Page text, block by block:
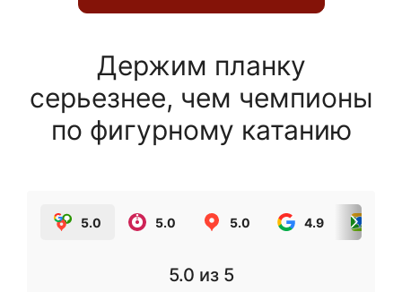
Держим планку
серьезнее, чем чемпионы
по фигурному катанию
5.0 5.0 5.0 4.9
5.0 из 5